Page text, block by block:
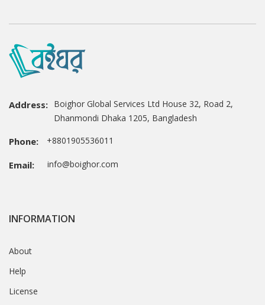
Address: Boighor Global Services Ltd House 32, Road 2,
Dhanmondi Dhaka 1205, Bangladesh
Phone: +8801905536011
Email: info@boighor.com
INFORMATION
About
Help
License